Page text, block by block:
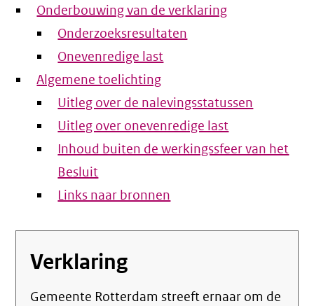
Onderbouwing van de verklaring
Onderzoeksresultaten
Onevenredige last
Algemene toelichting
Uitleg over de nalevingsstatussen
Uitleg over onevenredige last
Inhoud buiten de werkingssfeer van het
Besluit
Links naar bronnen
Verklaring
Gemeente Rotterdam streeft ernaar om de